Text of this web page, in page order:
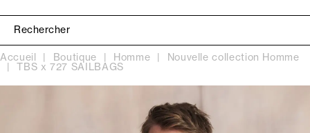
Accueil Boutique Homme Nouvelle collection Homme
TBS x 727 SAILBAGS